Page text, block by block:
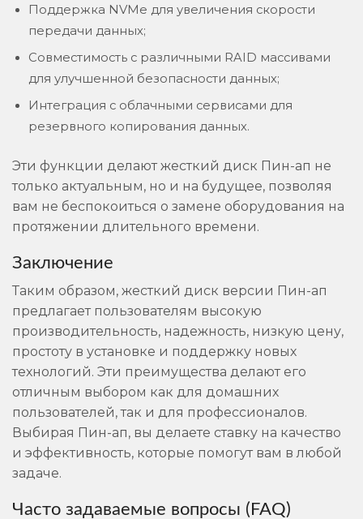
Поддержка NVMe для увеличения скорости
передачи данных;
Совместимость с различными RAID массивами
для улучшенной безопасности данных;
Интеграция с облачными сервисами для
резервного копирования данных.
Эти функции делают жесткий диск Пин-ап не
только актуальным, но и на будущее, позволяя
вам не беспокоиться о замене оборудования на
протяжении длительного времени.
Заключение
Таким образом, жесткий диск версии Пин-ап
предлагает пользователям высокую
производительность, надежность, низкую цену,
простоту в установке и поддержку новых
технологий. Эти преимущества делают его
отличным выбором как для домашних
пользователей, так и для профессионалов.
Выбирая Пин-ап, вы делаете ставку на качество
и эффективность, которые помогут вам в любой
задаче.
Часто задаваемые вопросы (FAQ)